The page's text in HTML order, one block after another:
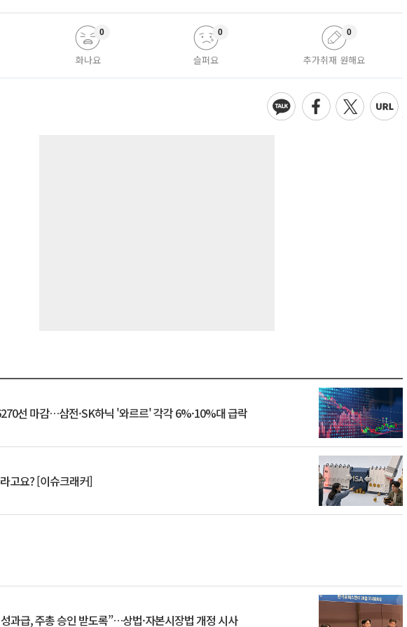
화나요
0
슬퍼요
0
추가취재 원해요
0
선 마감…삼전·SK하닉 '와르르' 각각 6%·10%대 급락
고요? [이슈크래커]
과급, 주총 승인 받도록”…상법·자본시장법 개정 시사